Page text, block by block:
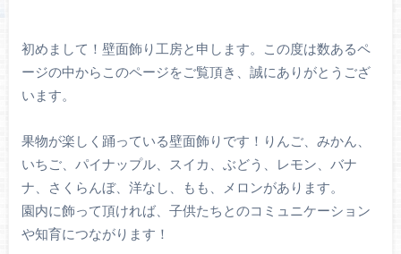
初めまして！壁面飾り工房と申します。この度は数あるペ
ージの中からこのページをご覧頂き、誠にありがとうござ
います。
果物が楽しく踊っている壁面飾りです！りんご、みかん、
いちご、パイナップル、スイカ、ぶどう、レモン、バナ
ナ、さくらんぼ、洋なし、もも、メロンがあります。
園内に飾って頂ければ、子供たちとのコミュニケーション
や知育につながります！